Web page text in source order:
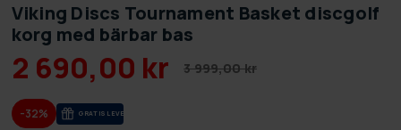
Viking Discs Tournament Basket discgolf
korg med bärbar bas
2 690,00 kr 3 999,00 kr
-32% GRA­TIS LE­VE­RANS